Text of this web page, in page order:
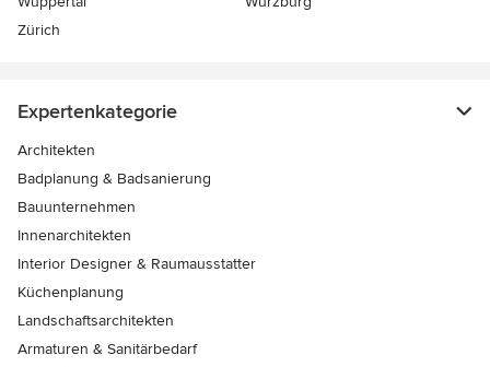
Zürich
Expertenkategorie
Architekten
Badplanung & Badsanierung
Bauunternehmen
Innenarchitekten
Interior Designer & Raumausstatter
Küchenplanung
Landschaftsarchitekten
Armaturen & Sanitärbedarf